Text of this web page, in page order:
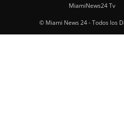
MiamiNews24 Tv
© Miami News 24 - Todos los